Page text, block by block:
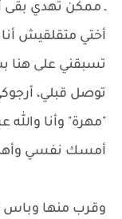
ـ ممكن تهدي بقى
أختي متقلقيش
تسبقني على هنا
توصل قبلي،
"مهرة" وأنا
أمسك نفسي
وقرب منها وباس